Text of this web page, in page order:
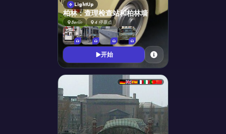
LightUp
柏林：查理检查站和柏林墙
Berlín 4 停靠点
开始